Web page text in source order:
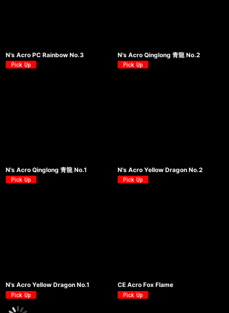
N's Acro PC Rainbow No.3 N's Acro Qinglong 青龍 No.2
N's Acro Qinglong 青龍 No.1 N's Acro Yellow Dragon No.2
N's Acro Yellow Dragon No.1 CE Acro Fox Flame